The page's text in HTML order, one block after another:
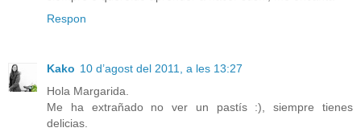
Respon
Kako 10 d’agost del 2011, a les 13:27
Hola Margarida.
Me ha extrañado no ver un pastís :), siempre tienes
delicias.